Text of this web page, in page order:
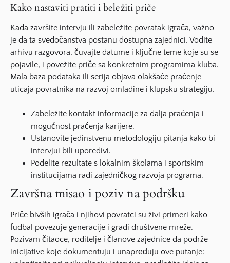
Kako nastaviti pratiti i beležiti priče
Kada završite intervju ili zabeležite povratak igrača, važno
je da ta svedočanstva postanu dostupna zajednici. Vodite
arhivu razgovora, čuvajte datume i ključne teme koje su se
pojavile, i povežite priče sa konkretnim programima kluba.
Mala baza podataka ili serija objava olakšaće praćenje
uticaja povratnika na razvoj omladine i klupsku strategiju.
Zabeležite kontakt informacije za dalja praćenja i
mogućnost praćenja karijere.
Ustanovite jedinstvenu metodologiju pitanja kako bi
intervjui bili uporedivi.
Podelite rezultate s lokalnim školama i sportskim
institucijama radi zajedničkog razvoja programa.
Završna misao i poziv na podršku
Priče bivših igrača i njihovi povratci su živi primeri kako
fudbal povezuje generacije i gradi društvene mreže.
Pozivam čitaoce, roditelje i članove zajednice da podrže
inicijative koje dokumentuju i unaprеđuju ove putanje: